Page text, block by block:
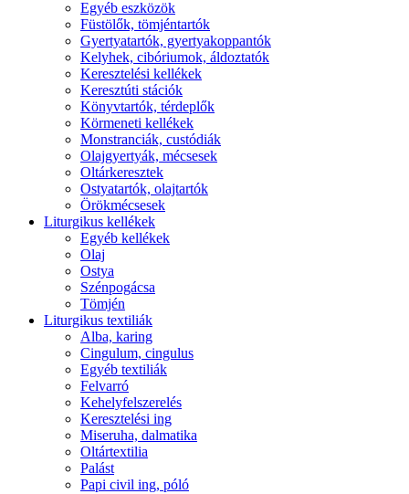
Egyéb eszközök
Füstölők, tömjéntartók
Gyertyatartók, gyertyakoppantók
Kelyhek, cibóriumok, áldoztatók
Keresztelési kellékek
Keresztúti stációk
Könyvtartók, térdeplők
Körmeneti kellékek
Monstranciák, custódiák
Olajgyertyák, mécsesek
Oltárkeresztek
Ostyatartók, olajtartók
Örökmécsesek
Liturgikus kellékek
Egyéb kellékek
Olaj
Ostya
Szénpogácsa
Tömjén
Liturgikus textiliák
Alba, karing
Cingulum, cingulus
Egyéb textiliák
Felvarró
Kehelyfelszerelés
Keresztelési ing
Miseruha, dalmatika
Oltártextilia
Palást
Papi civil ing, póló